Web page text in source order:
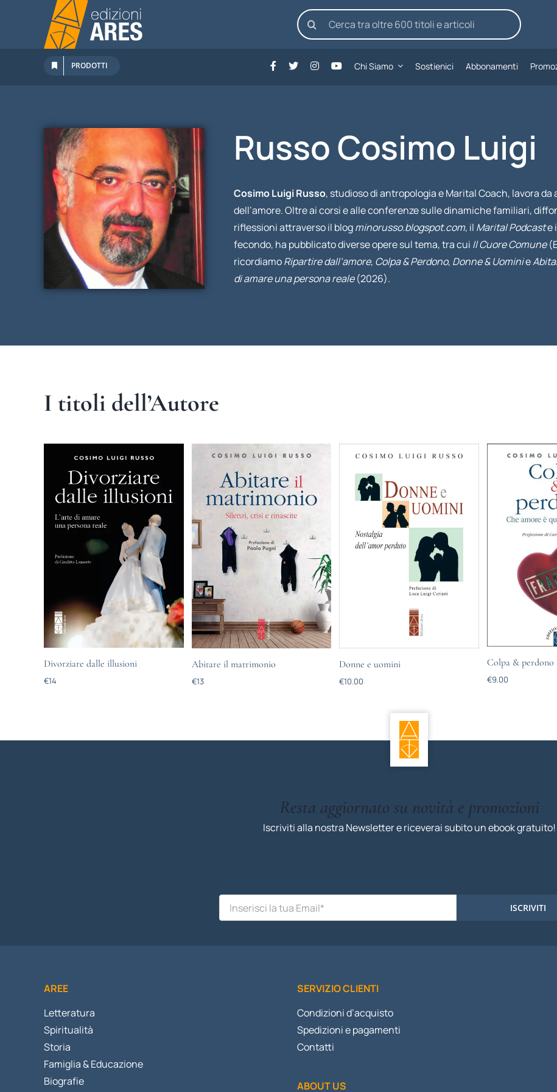
contenuto
Cerca
per:
PRODOTTI Chi Siamo Sostienici Abbonamenti
Russo Cosimo Luigi
Cosimo Luigi Russo, studioso di antropologia e Marital Coach, lavora
dell’amore. Oltre ai corsi e alle conferenze sulle dinamiche familiari,
riflessioni attraverso il blogminorusso.blogspot.com, il Marital Podcaste
fecondo, ha pubblicato diverse opere sul tema, tra cui Il Cuore Comune
ricordiamoRipartire dall’amore, Colpa & Perdono, Donne & Uominie
di amare una persona reale(2026).
I titoli dell’Autore
Divorziare dalle illusioni
€14
Abitare il matrimonio
€13
Donne e uomini
€10.00
Colpa & perdono
€9.00
Resta aggiornato su novità e promozioni
Iscriviti alla nostra Newsletter e riceverai subito un ebook gratuito!
ISCRIVITI
AREE
Letteratura
Spiritualità
Storia
Famiglia & Educazione
Biografie
SERVIZIO CLIENTI
Condizioni d’acquisto
Spedizioni e pagamenti
Contatti
ABOUT US